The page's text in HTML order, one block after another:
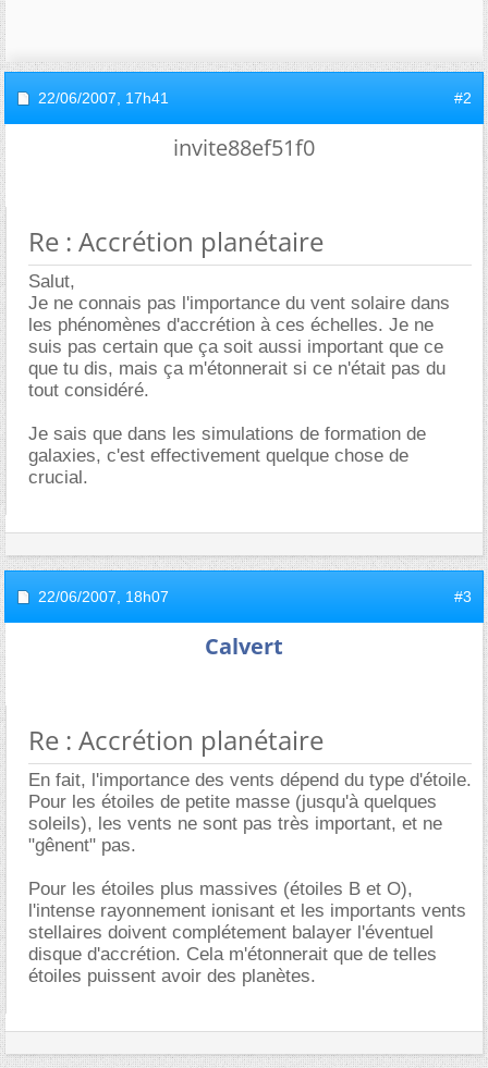
22/06/2007, 17h41 #2
invite88ef51f0
Re : Accrétion planétaire
Salut,
Je ne connais pas l'importance du vent solaire dans
les phénomènes d'accrétion à ces échelles. Je ne
suis pas certain que ça soit aussi important que ce
que tu dis, mais ça m'étonnerait si ce n'était pas du
tout considéré.
Je sais que dans les simulations de formation de
galaxies, c'est effectivement quelque chose de
crucial.
22/06/2007, 18h07 #3
Calvert
Re : Accrétion planétaire
En fait, l'importance des vents dépend du type d'étoile.
Pour les étoiles de petite masse (jusqu'à quelques
soleils), les vents ne sont pas très important, et ne
"gênent" pas.
Pour les étoiles plus massives (étoiles B et O),
l'intense rayonnement ionisant et les importants vents
stellaires doivent complétement balayer l'éventuel
disque d'accrétion. Cela m'étonnerait que de telles
étoiles puissent avoir des planètes.